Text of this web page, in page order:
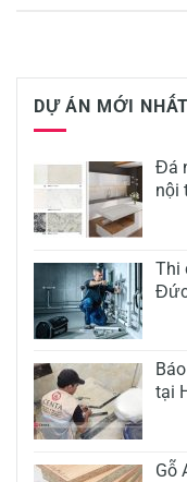
DỰ ÁN MỚI NHẤT
Đá
nội
Thi
tại
Gỗ